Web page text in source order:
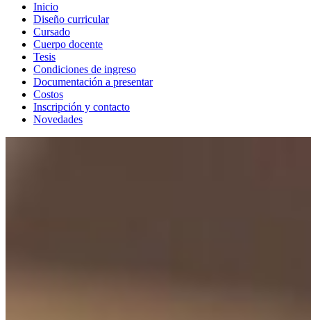
Inicio
Diseño curricular
Cursado
Cuerpo docente
Tesis
Condiciones de ingreso
Documentación a presentar
Costos
Inscripción y contacto
Novedades